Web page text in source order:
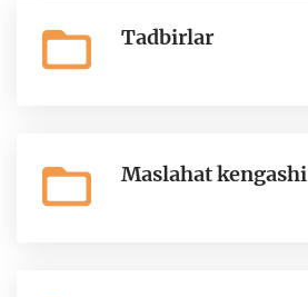
Tadbirlar
Maslahat kengashi